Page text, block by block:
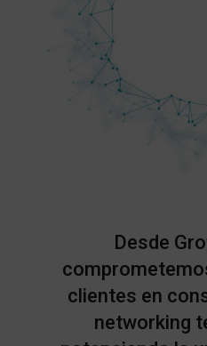
Desde
clientes en
networking